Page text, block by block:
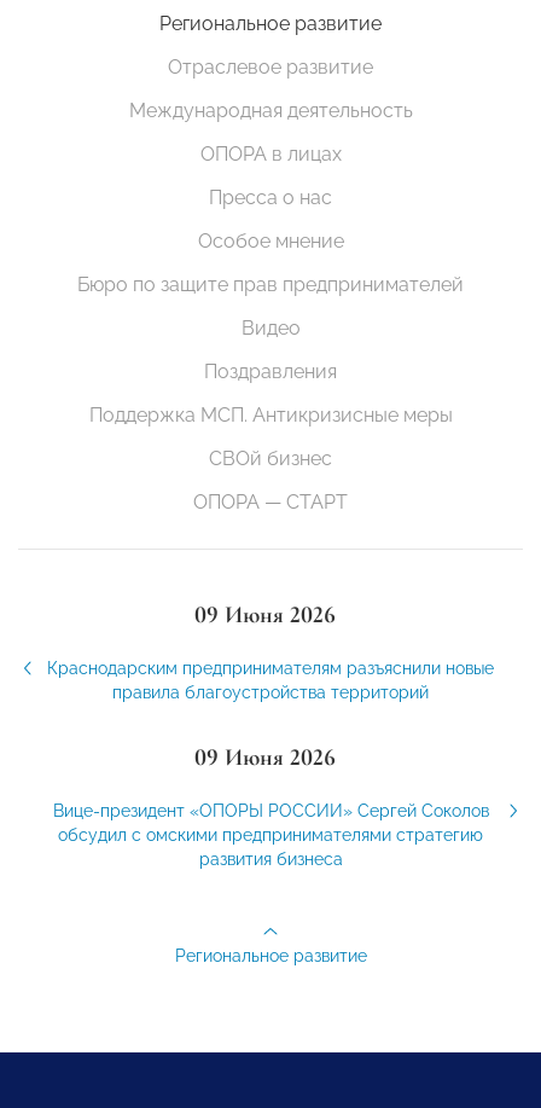
Региональное развитие
Отраслевое развитие
Международная деятельность
ОПОРА в лицах
Пресса о нас
Особое мнение
Бюро по защите прав предпринимателей
Видео
Поздравления
Поддержка МСП. Антикризисные меры
СВОй бизнес
ОПОРА — СТАРТ
09 Июня 2026
Краснодарским предпринимателям разъяснили новые
правила благоустройства территорий
09 Июня 2026
Вице-президент «ОПОРЫ РОССИИ» Сергей Соколов
обсудил с омскими предпринимателями стратегию
развития бизнеса
Региональное развитие